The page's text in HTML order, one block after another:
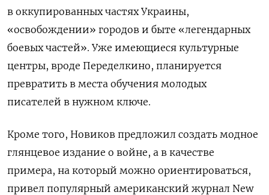
в оккупированных частях Украины,
«освобождении» городов и быте «легендарных
боевых частей». Уже имеющиеся культурные
центры, вроде Переделкино, планируется
превратить в места обучения молодых
писателей в нужном ключе.
Кроме того, Новиков предложил создать модное
глянцевое издание о войне, а в качестве
примера, на который можно ориентироваться,
привел популярный американский журнал New